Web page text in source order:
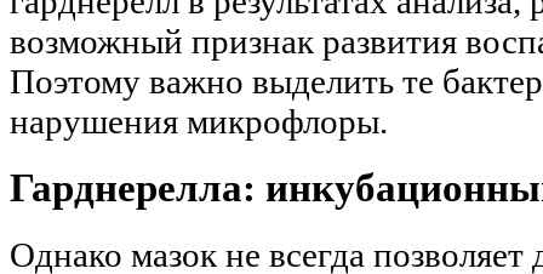
возможный признак развития
Поэтому важно выделить те
нарушения микрофлоры.
Гарднерелла:
Однако мазок не всегда